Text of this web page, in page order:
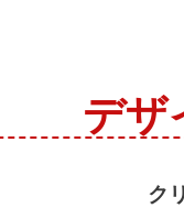
デザ
ク